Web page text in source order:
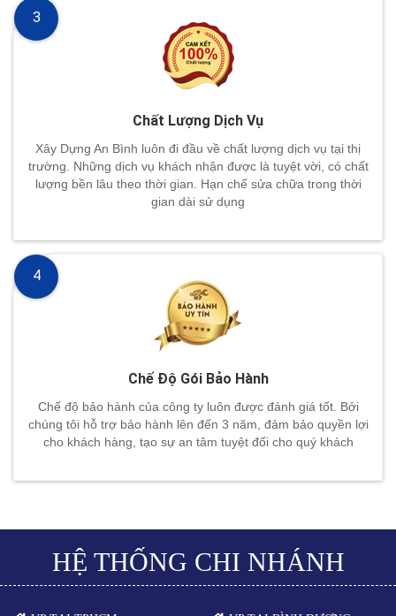
Chất Lượng Dịch Vụ
Xây Dựng An Bình luôn đi đầu về chất lượng dịch vụ tại thị
trường. Những dịch vụ khách nhận được là tuyệt vời, có chất
lượng bền lâu theo thời gian. Hạn chế sửa chữa trong thời
gian dài sử dụng
3
Chế Độ Gói Bảo Hành
Chế độ bảo hành của công ty luôn được đánh giá tốt. Bởi
chúng tôi hỗ trợ bảo hành lên đến 3 năm, đảm bảo quyền lợi
cho khách hàng, tạo sự an tâm tuyệt đối cho quý khách
4
HỆ THỐNG CHI NHÁNH